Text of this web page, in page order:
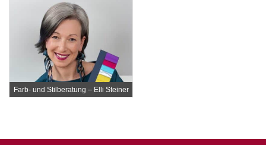
Farb- und Stilberatung – Elli Steiner